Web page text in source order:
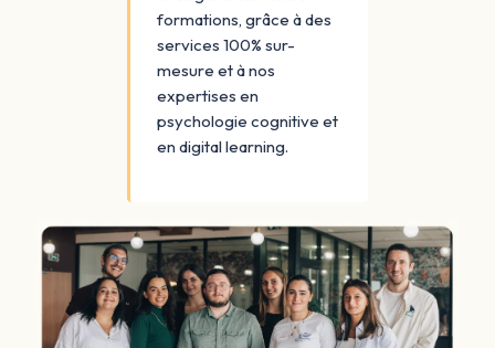
formations, grâce à des
services 100% sur-
mesure et à nos
expertises en
psychologie cognitive et
en digital learning.